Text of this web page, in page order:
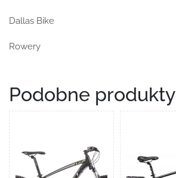
Dallas Bike
Rowery
Podobne produkty